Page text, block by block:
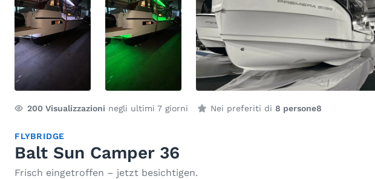
200 Visualizzazioni negli ultimi 7 giorni Nei preferiti di 8 persone8
FLYBRIDGE
Balt Sun Camper 36
Frisch eingetroffen – jetzt besichtigen.